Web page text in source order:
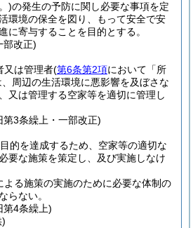
)の発生の予防に関し必要な事項を定
環境の保全を図り、もって安全で安
に寄与することを目的とする。
部改正)
又は管理者(第6条第2項において「所
、周辺の生活環境に悪影響を及ぼさな
又は管理する空家等を適切に管理し
3条繰上・一部改正)
的を達成するため、空家等の適切な
要な施策を策定し、及び実施しなけ
よる施策の実施のために必要な体制の
らない。
第4条繰上)
)